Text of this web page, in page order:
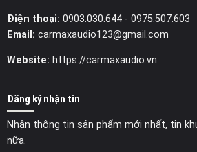
Điện thoại: 0903.030.644- 0975.507.603
Email: carmaxaudio123@gmail.com
Website: https://carmaxaudio.vn
Đăng ký nhận tin
Nhận thông tin sản phẩm mới nhất, tin
nữa.